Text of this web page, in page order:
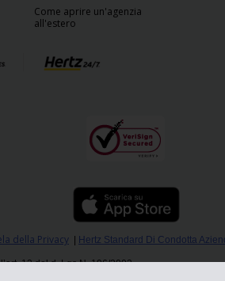
Come aprire un'agenzia
all'estero
della Privacy Hertz Standard Di Condotta
13 del d. Lgs N. 196/2003